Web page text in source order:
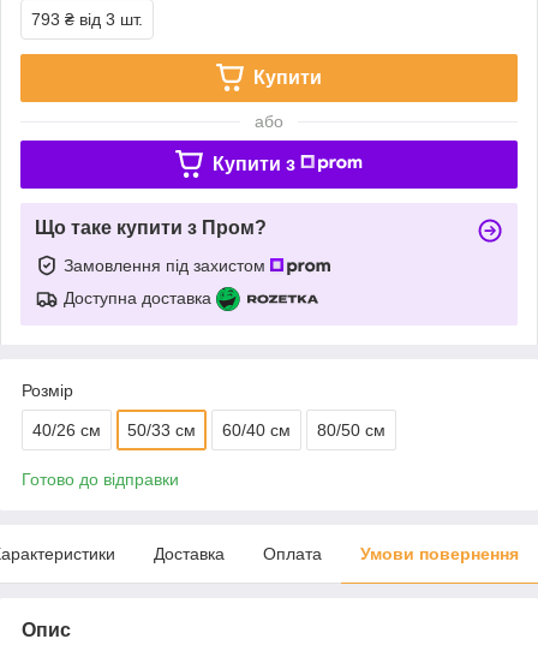
793 ₴ від 3 шт.
Купити
або
Купити з
Що таке купити з Пром?
Замовлення під захистом
Доступна доставка
Розмір
40/26 см 50/33 см 60/40 см 80/50 см
Готово до відправки
Доставка Оплата Умови повернення
Опис